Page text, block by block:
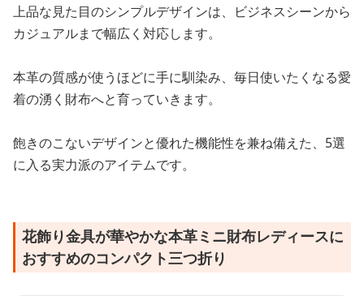
上品な見た目のシンプルデザインは、ビジネスシーンから
カジュアルまで幅広く対応します。
本革の質感が使うほどに手に馴染み、毎日使いたくなる愛
着の湧く財布へと育っていきます。
飽きのこないデザインと優れた機能性を兼ね備えた、5選
に入る実力派のアイテムです。
花飾り金具が華やかな本革ミニ財布レディースに
おすすめのコンパクト三つ折り